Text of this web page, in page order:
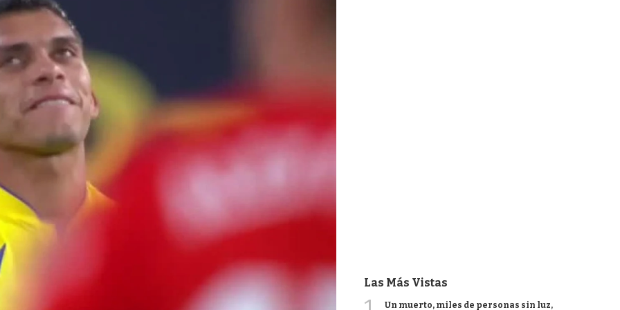
Las Más Vistas
Un muerto, miles de personas sin luz,